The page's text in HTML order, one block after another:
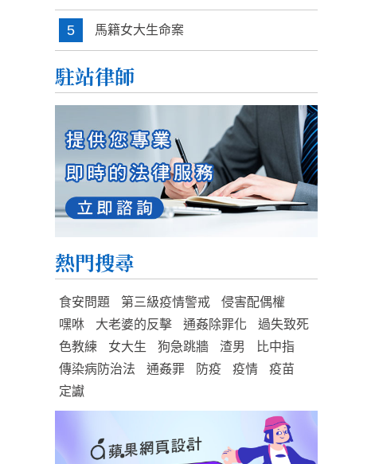
5 馬籍女大生命案
駐站律師
熱門搜尋
食安問題 第三級疫情警戒
侵害配偶權
嘿咻
大老婆的反擊 通姦除罪化
過失致死
色教練
女大生 狗急跳牆 渣男
比中指
傳染病防治法
通姦罪 防疫 疫情
疫苗
定讞